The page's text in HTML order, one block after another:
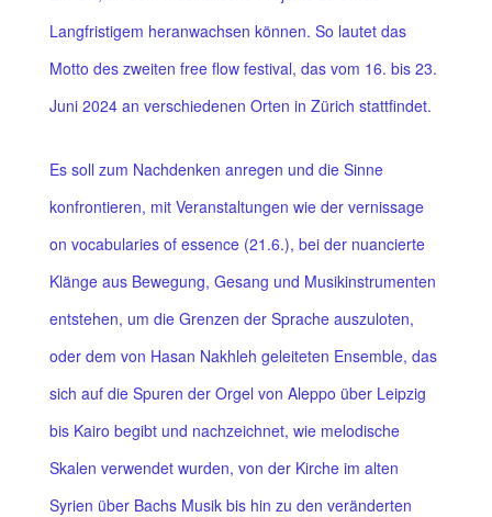
Langfristigem heranwachsen können. So lautet das
Motto des zweiten free flow festival, das vom 16. bis 23.
Juni 2024 an verschiedenen Orten in Zürich stattfindet.
Es soll zum Nachdenken anregen und die Sinne
konfrontieren, mit Veranstaltungen wie der vernissage
on vocabularies of essence (21.6.), bei der nuancierte
Klänge aus Bewegung, Gesang und Musikinstrumenten
entstehen, um die Grenzen der Sprache auszuloten,
oder dem von Hasan Nakhleh geleiteten Ensemble, das
sich auf die Spuren der Orgel von Aleppo über Leipzig
bis Kairo begibt und nachzeichnet, wie melodische
Skalen verwendet wurden, von der Kirche im alten
Syrien über Bachs Musik bis hin zu den veränderten